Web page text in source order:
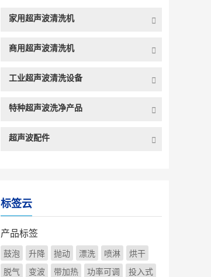
家用超声波清洗机
商用超声波清洗机
工业超声波清洗设备
特种超声波洗净产品
超声波配件
标签云
产品标签
鼓泡 升降 抛动 漂洗 喷淋
烘干
脱气
变波 带加热 功率可调
投入式